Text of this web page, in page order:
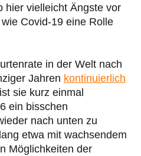
hier vielleicht Ängste vor
Covid-19 eine Rolle
in der Welt nach
Jahren kontinuierlich
ist sie kurz einmal
ein bisschen
nach unten zu
etwa mit wachsendem
Möglichkeiten der